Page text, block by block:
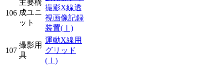
106
主要構
成ユニ
ット
撮影X線透
視画像記録
装置(Ⅰ)
107
撮影用
具
運動X線用
グリッド
(Ⅰ)